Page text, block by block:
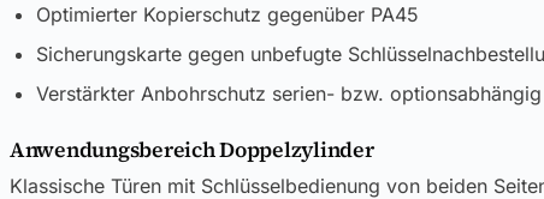
Optimierter Kopierschutz gegenüber PA45
Sicherungskarte gegen unbefugte
Verstärkter Anbohrschutz serien- bzw. optionsabhängig
Anwendungsbereich Doppelzylinder
Klassische Türen mit Schlüsselbedienung von beiden